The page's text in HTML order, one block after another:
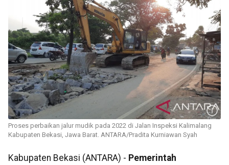
Proses perbaikan jalur mudik pada 2022 di Jalan Inspeksi Kalimalang
Kabupaten Bekasi, Jawa Barat. ANTARA/Pradita Kurniawan Syah
Kabupaten Bekasi (ANTARA) - Pemerintah